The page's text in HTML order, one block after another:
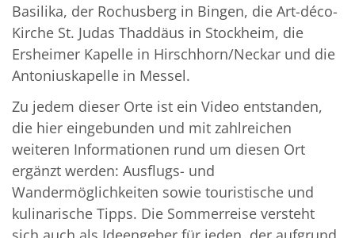
Basilika, der Rochusberg in Bingen, die Art-déco-
Kirche St. Judas Thaddäus in Stockheim, die
Ersheimer Kapelle in Hirschhorn/Neckar und die
Antoniuskapelle in Messel.
Zu jedem dieser Orte ist ein Video entstanden,
die hier eingebunden und mit zahlreichen
weiteren Informationen rund um diesen Ort
ergänzt werden: Ausflugs- und
Wandermöglichkeiten sowie touristische und
kulinarische Tipps. Die Sommerreise versteht